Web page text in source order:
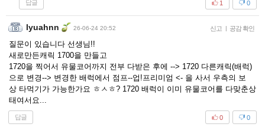
답글 0
1
lyuahnn 26-06-24 20:52 신고 | 공감 확인
질문이 있습니다 선생님!!
새로만든캐릭 1700을 만들고
1720을 찍어서 유물코어까지 전부 다받은 후에 --> 1720 다른캐릭(배럭)
으로 변경--> 변경한 배럭에서 점프--업!프리미엄 <- 을 사서 우측의 보
상 타먹기가 가능한가요 ㅎㅅㅎ? 1720 배럭이 이미 유물코어를 다맞춘상
태여서요...
답글 0
0